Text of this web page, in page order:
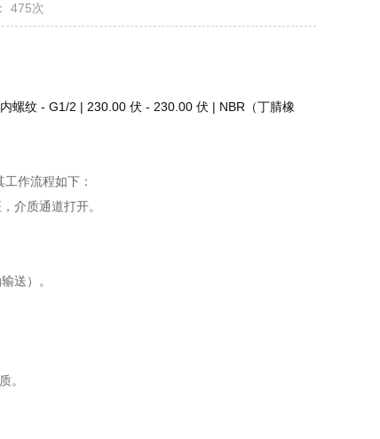
475次
螺纹 - G1/2 | 230.00 伏 - 230.00 伏 | NBR（丁腈橡
作流程如下：
介质通道打开。
送）。
。